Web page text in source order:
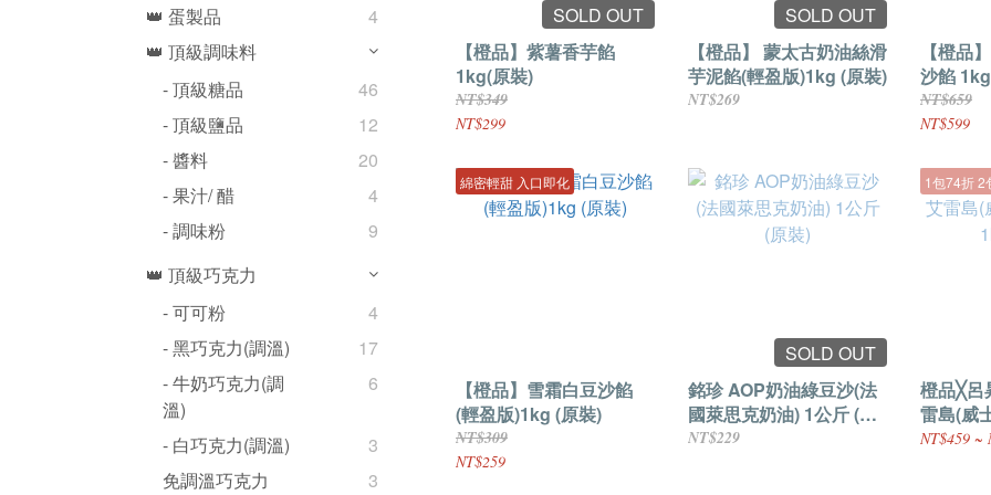
👑 蛋製品
4
👑 頂級調味料
- 頂級糖品
46
- 頂級鹽品
12
- 醬料
20
- 果汁/ 醋
4
- 調味粉
9
👑 頂級巧克力
- 可可粉
4
- 黑巧克力(調溫)
17
- 牛奶巧克力(調
溫)
6
- 白巧克力(調溫)
3
免調溫巧克力
3
SOLD OUT
【橙品】紫薯香芋餡
1kg(原裝)
NT$349
NT$299
SOLD OUT
【橙品】 蒙太古奶油絲滑
芋泥餡(輕盈版)1kg (原裝)
NT$269
【橙品
沙餡 1kg
NT$659
NT$599
綿密輕甜 入口即化
【橙品】雪霜白豆沙餡
(輕盈版)1kg (原裝)
NT$309
NT$259
SOLD OUT
銘珍 AOP奶油綠豆沙(法
國萊思克奶油) 1公斤 (原
裝)
NT$229
1包74折 2
橙品╳呂
雷島(威
1kg (原
NT$459 ~